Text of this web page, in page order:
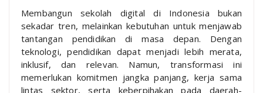
Membangun sekolah digital di Indonesia bukan
sekadar tren, melainkan kebutuhan untuk menjawab
tantangan pendidikan di masa depan. Dengan
teknologi, pendidikan dapat menjadi lebih merata,
inklusif, dan relevan. Namun, transformasi ini
memerlukan komitmen jangka panjang, kerja sama
lintas sektor, serta keberpihakan pada daerah-